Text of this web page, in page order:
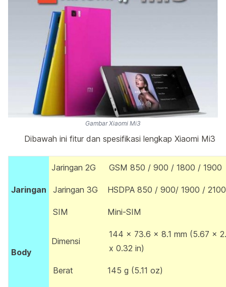
Gambar Xiaomi Mi3
Dibawah ini fitur dan spesifikasi lengkap Xiaomi Mi3
Jaringan
Jaringan 2G GSM 850 / 900 / 1800 / 1900
Jaringan 3G HSDPA 850 / 900/ 1900 / 2100
SIM Mini-SIM
Body
Dimensi
144 x 73.6 x 8.1 mm (5.67 x
x 0.32 in)
Berat 145 g (5.11 oz)